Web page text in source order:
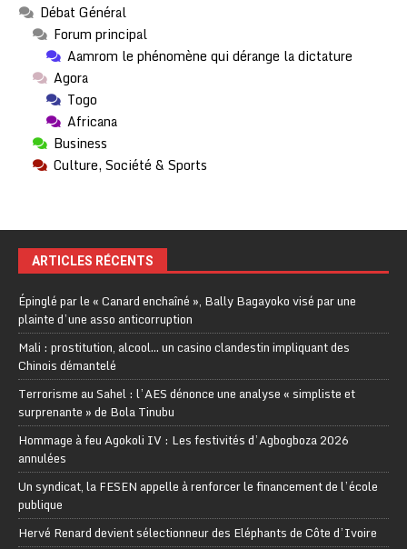
Débat Général
Forum principal
Aamrom le phénomène qui dérange la dictature
Agora
Togo
Africana
Business
Culture, Société & Sports
ARTICLES RÉCENTS
Épinglé par le « Canard enchaîné », Bally Bagayoko visé par une
plainte d’une asso anticorruption
Mali : prostitution, alcool… un casino clandestin impliquant des
Chinois démantelé
Terrorisme au Sahel : l’AES dénonce une analyse « simpliste et
surprenante » de Bola Tinubu
Hommage à feu Agokoli IV : Les festivités d’Agbogboza 2026
annulées
Un syndicat, la FESEN appelle à renforcer le financement de l’école
publique
Hervé Renard devient sélectionneur des Eléphants de Côte d’Ivoire